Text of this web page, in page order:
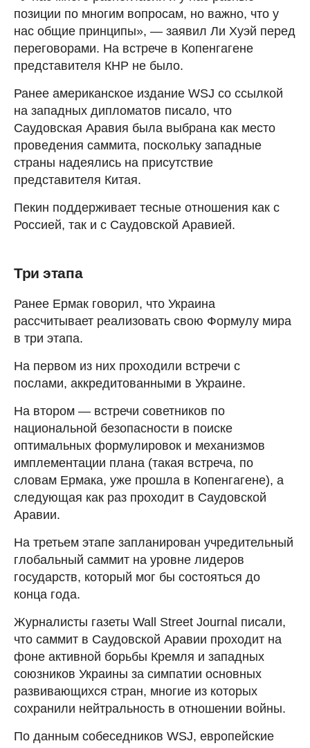
позиции по многим вопросам, но важно, что у
нас общие принципы», — заявил Ли Хуэй перед
переговорами. На встрече в Копенгагене
представителя КНР не было.
Ранее американское издание WSJ со ссылкой
на западных дипломатов писало, что
Саудовская Аравия была выбрана как место
проведения саммита, поскольку западные
страны надеялись на присутствие
представителя Китая.
Пекин поддерживает тесные отношения как с
Россией, так и с Саудовской Аравией.
Три этапа
Ранее Ермак говорил, что Украина
рассчитывает реализовать свою Формулу мира
в три этапа.
На первом из них проходили встречи с
послами, аккредитованными в Украине.
На втором — встречи советников по
национальной безопасности в поиске
оптимальных формулировок и механизмов
имплементации плана (такая встреча, по
словам Ермака, уже прошла в Копенгагене), а
следующая как раз проходит в Саудовской
Аравии.
На третьем этапе запланирован учредительный
глобальный саммит на уровне лидеров
государств, который мог бы состояться до
конца года.
Журналисты газеты Wall Street Journal писали,
что саммит в Саудовской Аравии проходит на
фоне активной борьбы Кремля и западных
союзников Украины за симпатии основных
развивающихся стран, многие из которых
сохранили нейтральность в отношении войны.
По данным собеседников WSJ, европейские